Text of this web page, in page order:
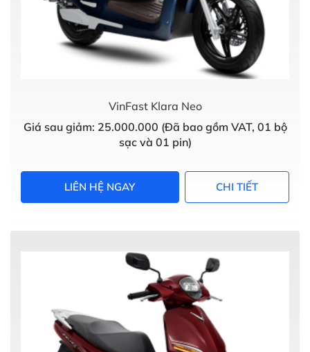
VinFast Klara Neo
Giá sau giảm: 25.000.000 (Đã bao gồm VAT, 01 bộ
sạc và 01 pin)
LIÊN HỆ NGAY CHI TIẾT